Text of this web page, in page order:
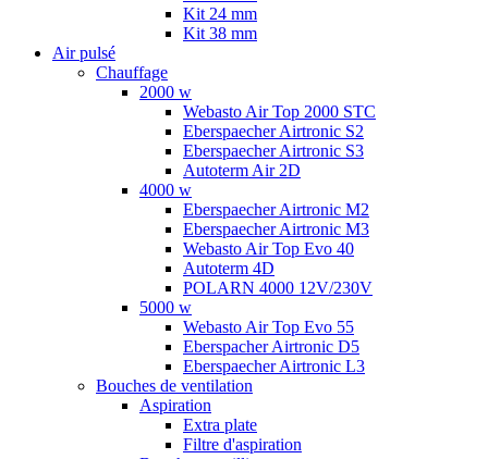
Kit 24 mm
Kit 38 mm
Air pulsé
Chauffage
2000 w
Webasto Air Top 2000 STC
Eberspaecher Airtronic S2
Eberspaecher Airtronic S3
Autoterm Air 2D
4000 w
Eberspaecher Airtronic M2
Eberspaecher Airtronic M3
Webasto Air Top Evo 40
Autoterm 4D
POLARN 4000 12V/230V
5000 w
Webasto Air Top Evo 55
Eberspacher Airtronic D5
Eberspaecher Airtronic L3
Bouches de ventilation
Aspiration
Extra plate
Filtre d'aspiration